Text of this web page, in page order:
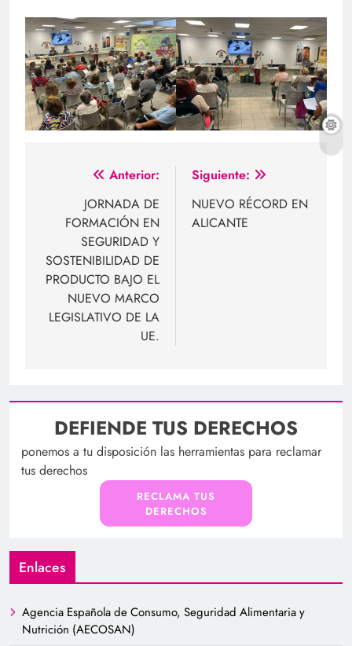
Navegación
entradas
Anterior:
JORNADA DE
FORMACIÓN EN
SEGURIDAD Y
SOSTENIBILIDAD DE
PRODUCTO BAJO EL
NUEVO MARCO
LEGISLATIVO DE LA
UE.
Siguiente:
NUEVO RÉCORD EN
ALICANTE
DEFIENDE TUS DERECHOS
ponemos a tu disposición las herramientas para reclamar
tus derechos
RECLAMA TUS
DERECHOS
Enlaces
Agencia Española de Consumo, Seguridad Alimentaria y
Nutrición (AECOSAN)